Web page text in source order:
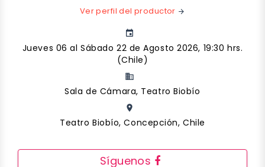
Ver perfil del productor arrow_forward
event
Jueves 06 al Sábado 22 de Agosto 2026, 19:30 hrs.
(Chile)
business
Sala de Cámara, Teatro Biobío
place
Teatro Biobío, Concepción, Chile
Síguenos